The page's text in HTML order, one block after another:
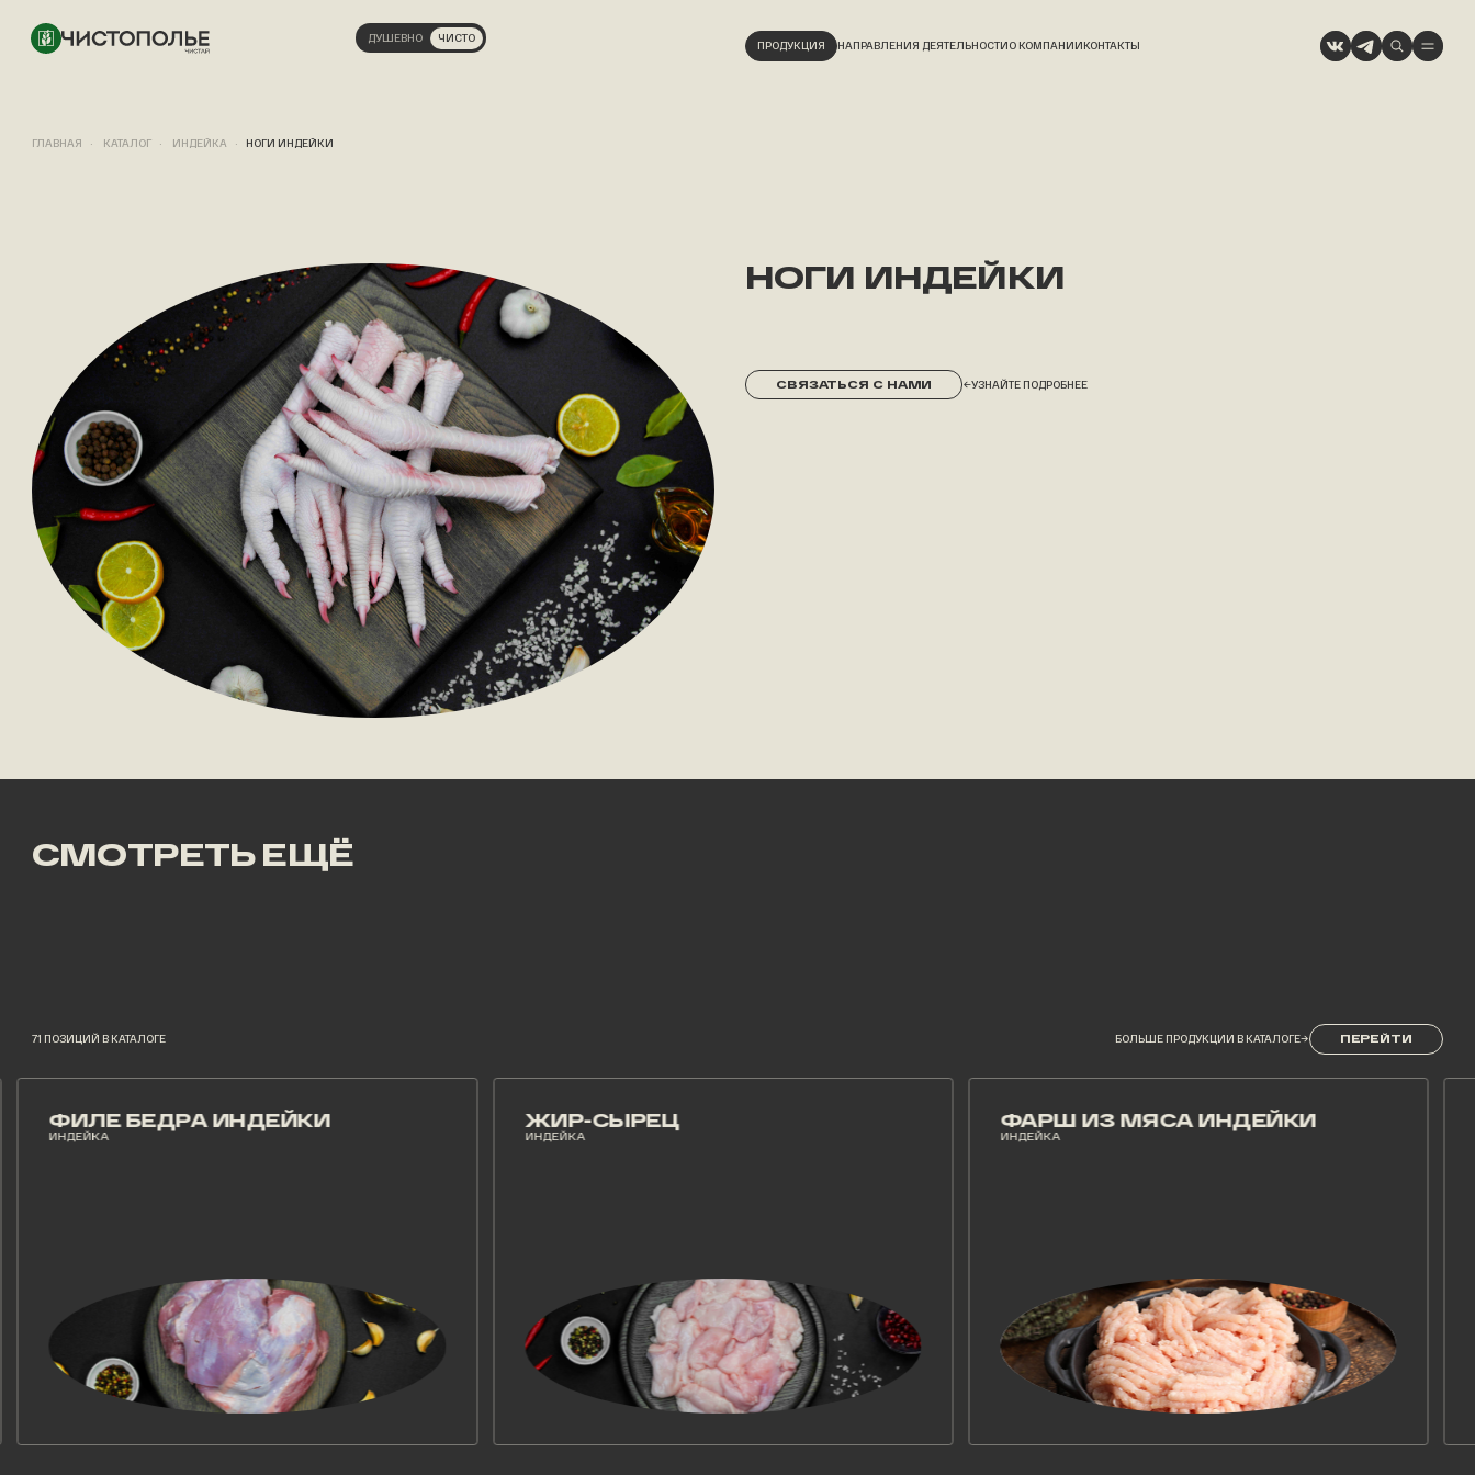
ДУШЕВНО ЧИСТО
ПРОДУКЦИЯ НАПРАВЛЕНИЯ ДЕЯТЕЛЬНОСТИО КОМПАНИИКОНТАКТЫ
ГЛАВНАЯ КАТАЛОГ ИНДЕЙКА НОГИ ИНДЕЙКИ
НОГИ ИНДЕЙКИ
СВЯЗАТЬСЯ С НАМИ →УЗНАЙТЕ ПОДРОБНЕЕ
СМОТРЕТЬ ЕЩЁ
71 ПОЗИЦИЙ В КАТАЛОГЕ БОЛЬШЕ ПРОДУКЦИИ В КАТАЛОГЕ→ ПЕРЕЙТИ
ФИЛЕ БЕДРА ИНДЕЙКИ
ИНДЕЙКА
ЖИР-СЫРЕЦ
ИНДЕЙКА
ФАРШ ИЗ МЯСА ИНДЕЙКИ
ИНДЕЙКА